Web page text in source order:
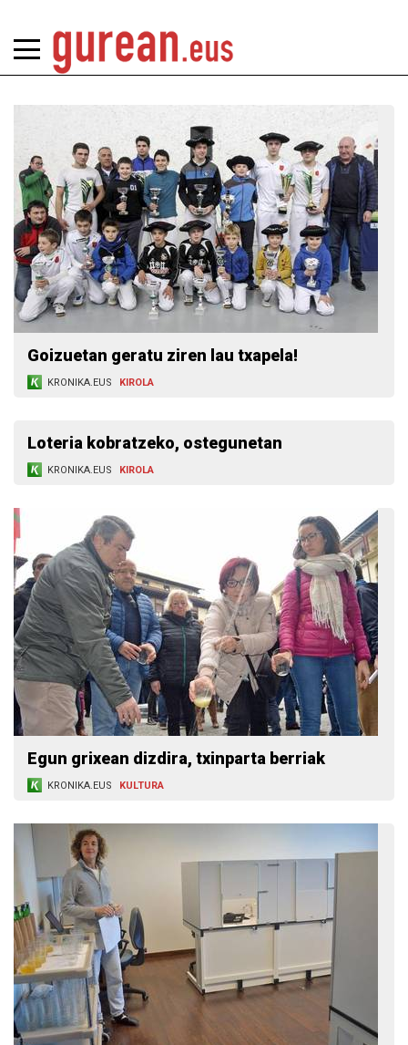
Goizuetan geratu ziren lau txapela!
KRONIKA.EUS KIROLA
Loteria kobratzeko, ostegunetan
KRONIKA.EUS KIROLA
Egun grixean dizdira, txinparta berriak
KRONIKA.EUS KULTURA